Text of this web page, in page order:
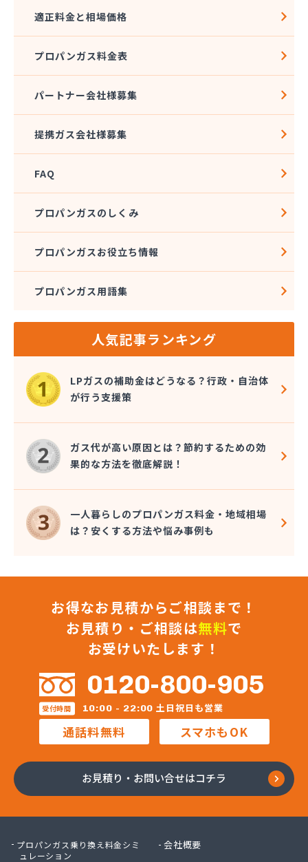
適正料金と相場価格
プロパンガス料金表
パートナー会社様募集
提携ガス会社様募集
FAQ
プロパンガスのしくみ
プロパンガスお役立ち情報
プロパンガス用語集
人気記事ランキング
LPガスの補助金はどうなる？行政・自治体
が行う支援策
ガス代が高い原因とは？節約するための効
果的な方法を徹底解説！
一人暮らしのプロパンガス料金・地域相場
は？安くする方法や悩み事例も
お得なお見積からご相談まで！
お見積り・ご相談は無料で
お受けいたします！
0120-800-905
受付時間 10:00 - 22:00 土日祝日も営業
通話料無料 スマホもOK
お見積り・お問い合せはコチラ
プロパンガス乗り換え料金シミ
ュレーション
会社概要